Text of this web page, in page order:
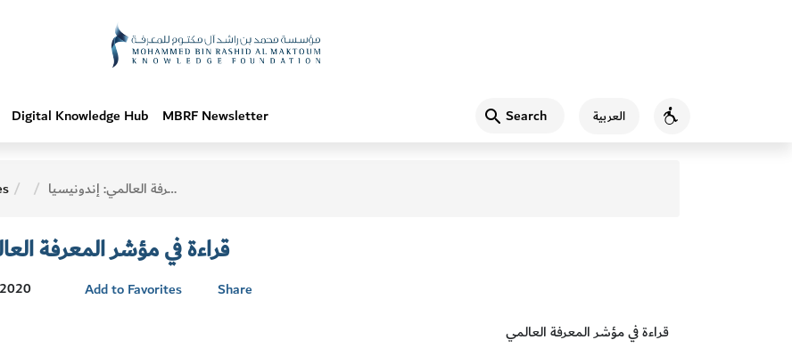
Search العربية Accessibility
Digital Knowledge Hub MBRF Newsletter
قراءة في مؤشر المعرفة العالمي: إندونيسيا
قراءة في مؤشر المعرفة
Add to Favorites
Share
قراءة في مؤشر المعرفة العالمي